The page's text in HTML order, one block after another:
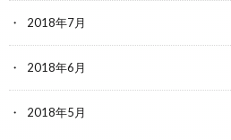
2018年7月
2018年6月
2018年5月